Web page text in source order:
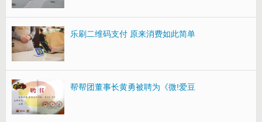
乐刷二维码支付 原来消费如此简单
帮帮团董事长黄勇被聘为《微!爱豆